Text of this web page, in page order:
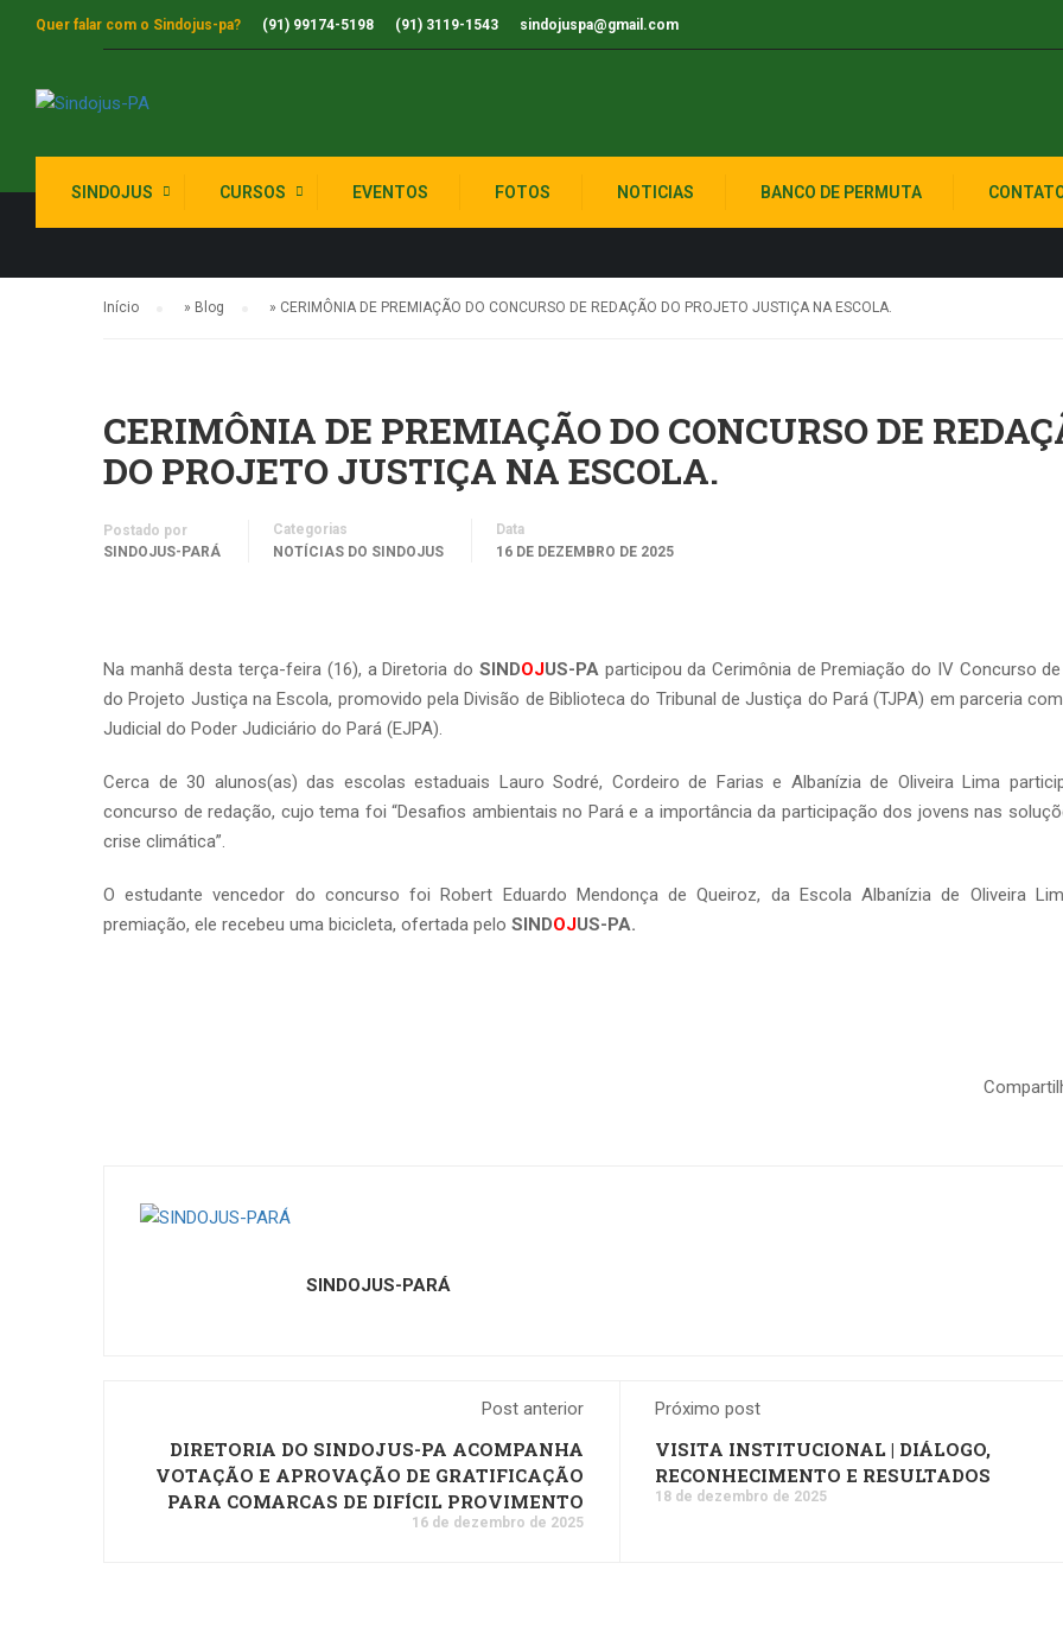
Quer falar com o Sindojus-pa? (91) 99174-5198 (91) 3119-1543 sindojuspa@gmail.com
SINDOJUS CURSOS EVENTOS FOTOS NOTICIAS BANCO DE PERMUTA
NOTÍCIAS DO SINDOJUS
Início » Blog » CERIMÔNIA DE PREMIAÇÃO DO CONCURSO DE REDAÇÃO DO PROJETO JUSTIÇA NA ESCOLA.
CERIMÔNIA DE PREMIAÇÃO DO CONCURSO DE
DO PROJETO JUSTIÇA NA ESCOLA.
Postado por
SINDOJUS-PARÁ
Categorias
NOTÍCIAS DO SINDOJUS
Data
16 DE DEZEMBRO DE 2025
Na manhã desta terça-feira (16), a Diretoria do SINDOJUS-PAparticipou da Cerimônia de Premiação do IV Concurso de
do Projeto Justiça na Escola, promovido pela Divisão de Biblioteca do Tribunal de Justiça do Pará (TJPA) em parceria
Judicial do Poder Judiciário do Pará (EJPA).
Cerca de 30 alunos(as) das escolas estaduais Lauro Sodré, Cordeiro de Farias e Albanízia de Oliveira Lima
concurso de redação, cujo tema foi “Desafios ambientais no Pará e a importância da participação dos jovens nas
crise climática”.
O estudante vencedor do concurso foi Robert Eduardo Mendonça de Queiroz, da Escola Albanízia de Oliveira
premiação, ele recebeu uma bicicleta, ofertada pelo SINDOJUS-PA.
SINDOJUS-PARÁ
Post anterior
DIRETORIA DO SINDOJUS-PA ACOMPANHA
VOTAÇÃO E APROVAÇÃO DE GRATIFICAÇÃO
PARA COMARCAS DE DIFÍCIL PROVIMENTO
16 de dezembro de 2025
Próximo post
VISITA INSTITUCIONAL | DIÁLOGO,
RECONHECIMENTO E RESULTADOS
18 de dezembro de 2025